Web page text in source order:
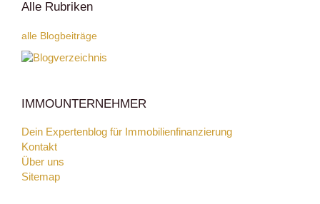
Alle Rubriken
alle Blogbeiträge
IMMOUNTERNEHMER
Dein Expertenblog für Immobilienfinanzierung
Kontakt
Über uns
Sitemap